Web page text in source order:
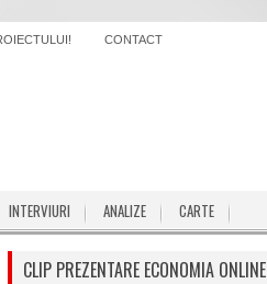
CONTACT
INTERVIURI ANALIZE CARTE
CLIP PREZENTARE ECONOMIA ONLINE